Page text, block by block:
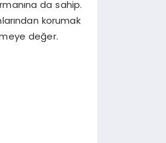
da sahip.
korumak
değer.